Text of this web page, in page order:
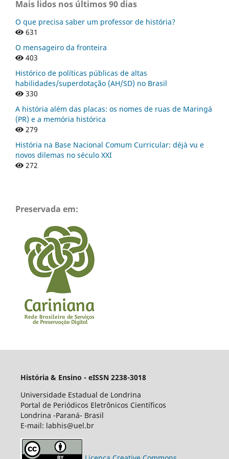
Mais lidos nos últimos 90 dias
O que precisa saber um professor de história?
631
O mensageiro da fronteira
403
Histórico de políticas públicas de altas
habilidades/superdotação (AH/SD) no Brasil
330
A história além das placas: os nomes de ruas de Maringá
(PR) e a memória histórica
279
História na Base Nacional Comum Curricular: déjà vu e
novos dilemas no século XXI
272
Preservada em:
História & Ensino - eISSN 2238-3018
Universidade Estadual de Londrina
Portal de Periódicos Eletrônicos Científicos
Londrina -Paraná- Brasil
E-mail: labhis@uel.br